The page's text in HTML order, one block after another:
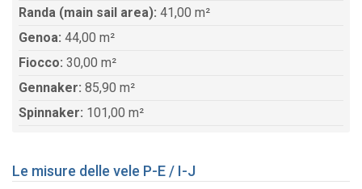
Randa (main sail area): 41,00 m²
Genoa: 44,00 m²
Fiocco: 30,00 m²
Gennaker: 85,90 m²
Spinnaker: 101,00 m²
Le misure delle vele P-E / I-J